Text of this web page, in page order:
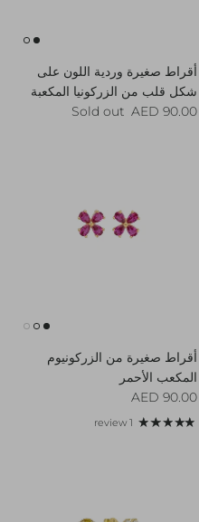
أقراط صغيرة وردية اللون على
شكل قلب من الزركونيا المكعبة
Regular price
90.00 AED
Sold out
أقراط صغيرة من الزركونيوم
المكعب الأحمر
Regular price
90.00 AED
1 review